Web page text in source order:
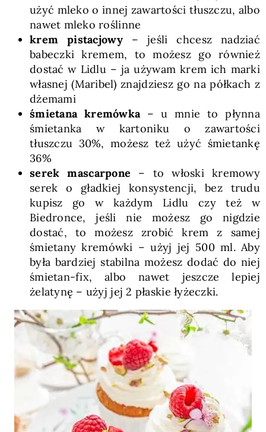
użyć mleko o innej zawartości tłuszczu, albo
nawet mleko roślinne
krem pistacjowy– jeśli chcesz nadziać
babeczki kremem, to możesz go również
dostać w Lidlu – ja używam krem ich marki
własnej (Maribel) znajdziesz go na półkach z
dżemami
śmietana kremówka– u mnie to płynna
śmietanka w kartoniku o zawartości
tłuszczu 30%, możesz też użyć śmietankę
36%
serek mascarpone – to włoski kremowy
serek o gładkiej konsystencji, bez trudu
kupisz go w każdym Lidlu czy też w
Biedronce, jeśli nie możesz go nigdzie
dostać, to możesz zrobić krem z samej
śmietany kremówki – użyj jej 500 ml. Aby
była bardziej stabilna możesz dodać do niej
śmietan-fix, albo nawet jeszcze lepiej
żelatynę – użyj jej 2 płaskie łyżeczki.